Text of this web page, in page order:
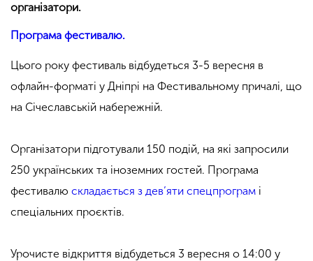
організатори.
Програма фестивалю.
Цього року фестиваль відбудеться 3-5 вересня в
офлайн-форматі у Дніпрі на Фестивальному причалі, що
на Січеславській набережній.
Організатори підготували 150 подій, на які запросили
250 українських та іноземних гостей. Програма
фестивалю складається з дев’яти спецпрограм і
спеціальних проєктів.
Урочисте відкриття відбудеться 3 вересня о 14:00 у